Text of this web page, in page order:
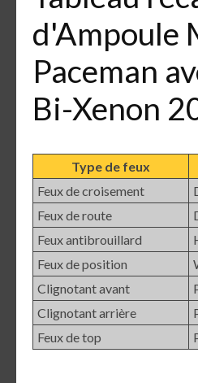
d'Ampoule
Paceman
Bi-Xenon
Type de feux
Feux de croisement
Feux de route
Feux antibrouillard
Feux de position
Clignotant avant
Clignotant arrière
Feux de top